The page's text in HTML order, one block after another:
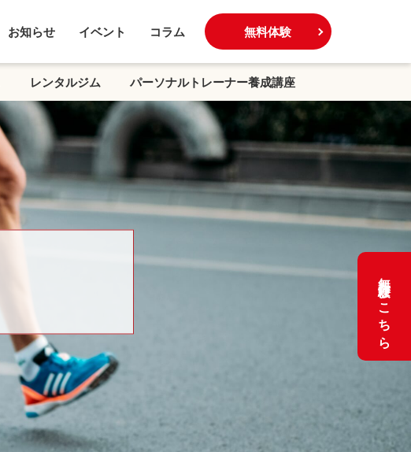
お知らせ イベント コラム 無料体験
レンタルジム パーソナルトレーナー養成講座
無料体験はこちら